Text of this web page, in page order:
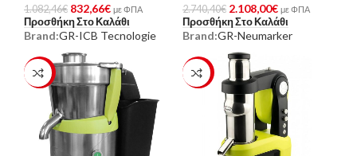
1.082,46€ 832,66€ με ΦΠΑ
Προσθήκη Στο Καλάθι
Brand:GR-ICB Tecnologie
2.740,40€ 2.108,00€ με ΦΠΑ
Προσθήκη Στο Καλάθι
Brand:GR-Neumarker
-23% -23%